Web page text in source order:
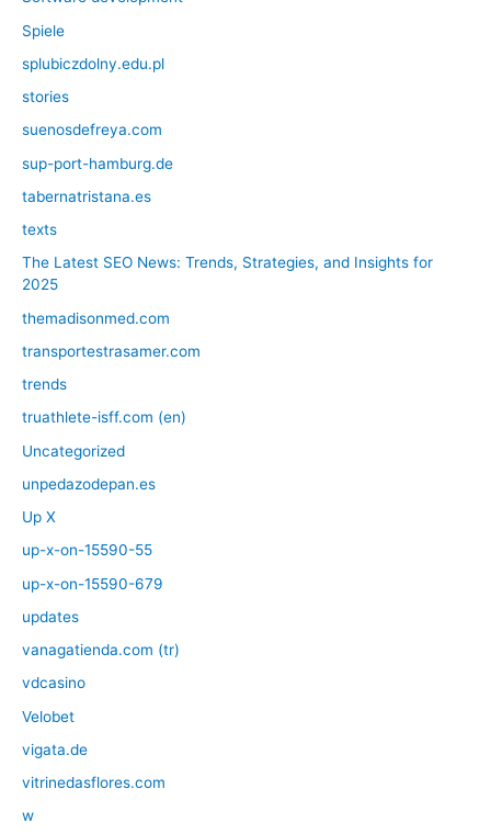
Spiele
splubiczdolny.edu.pl
stories
suenosdefreya.com
sup-port-hamburg.de
tabernatristana.es
texts
The Latest SEO News: Trends, Strategies, and Insights for
2025
themadisonmed.com
transportestrasamer.com
trends
truathlete-isff.com (en)
Uncategorized
unpedazodepan.es
Up X
up-x-on-15590-55
up-x-on-15590-679
updates
vanagatienda.com (tr)
vdcasino
Velobet
vigata.de
vitrinedasflores.com
w